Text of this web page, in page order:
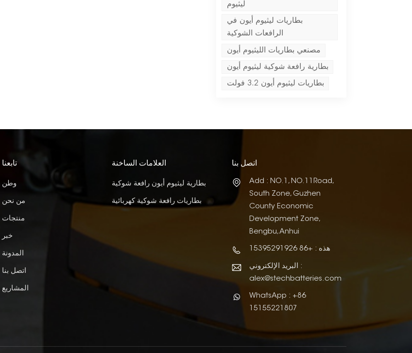
ليثيوم
بطاريات ليثيوم أيون في
الرافعات الشوكية
مصنعي بطاريات الليثيوم أيون
بطارية رافعة شوكية ليثيوم أيون
بطاريات ليثيوم أيون 3.2 فولت
تابعنا
وطن
من نحن
منتجات
خبر
المدونة
اتصل بنا
المشاريع
العلامات الساخنة
بطارية ليثيوم أيون رافعة شوكية
بطاريات رافعة شوكية كهربائية
اتصل بنا
Add : NO.1, NO.11Road,
South Zone, Guzhen
County Economic
Development Zone,
Bengbu, Anhui
هذه : +86 15395291926
البريد الإلكتروني :
alex@stechbatteries.com
WhatsApp : +86
15155221807